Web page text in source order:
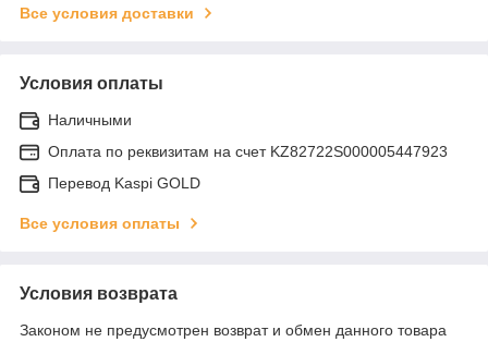
Все условия доставки
Условия оплаты
Наличными
Оплата по реквизитам на счет KZ82722S000005447923
Перевод Kaspi GOLD
Все условия оплаты
Условия возврата
Законом не предусмотрен возврат и обмен данного товара